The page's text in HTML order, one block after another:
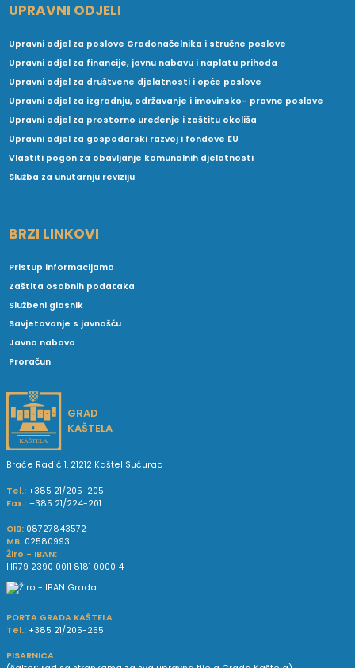
UPRAVNI ODJELI
Upravni odjel za poslove Gradonačelnika i stručne poslove
Upravni odjel za financije, javnu nabavu i naplatu prihoda
Upravni odjel za društvene djelatnosti i opće poslove
Upravni odjel za izgradnju, održavanje i imovinsko- pravne poslove
Upravni odjel za prostorno uređenje i zaštitu okoliša
Upravni odjel za gospodarski razvoj i fondove EU
Vlastiti pogon za obavljanje komunalnih djelatnosti
Služba za unutarnju reviziju
BRZI LINKOVI
Pristup informacijama
Zaštita osobnih podataka
Službeni glasnik
Savjetovanje s javnošću
Javna nabava
Proračun
GRAD
KAŠTELA
Braće Radić 1, 21212 Kaštel Sućurac
Tel.: +385 21/205-205
Fax.: +385 21/224-201
OIB: 08727843572
MB: 02580993
Žiro - IBAN:
HR79 2390 0011 8181 0000 4
PORTA GRADA KAŠTELA
Tel.: +385 21/205-265
PISARNICA